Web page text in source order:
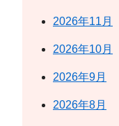
2026年11月
2026年10月
2026年9月
2026年8月